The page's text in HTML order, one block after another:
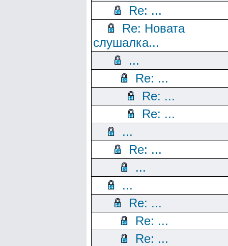
Re: ...
Re: Новата
слушалка...
...
Re: ...
Re: ...
Re: ...
...
Re: ...
...
...
Re: ...
Re: ...
Re: ...